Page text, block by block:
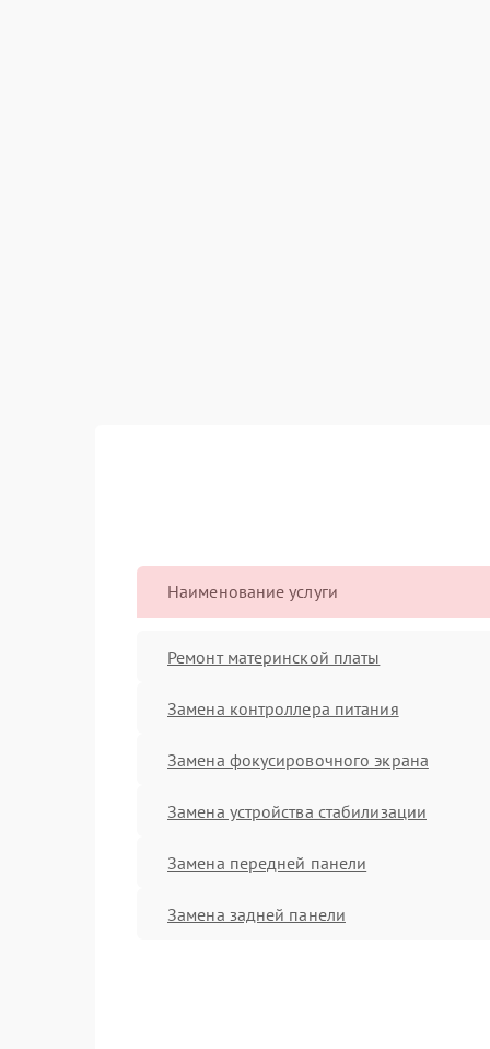
Наименование услуги
Ремонт материнской платы
Замена контроллера питания
Замена фокусировочного экрана
Замена устройства стабилизации
Замена передней панели
Замена задней панели